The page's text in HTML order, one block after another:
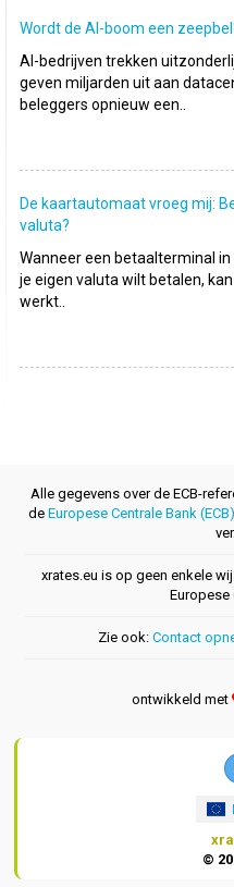
Wordt de AI-boom een
AI-bedrijven trekken
geven miljarden uit aan
beleggers opnieuw een..
De kaartautomaat vroeg mij:
valuta?
Wanneer een betaalterminal in
je eigen valuta wilt betalen,
werkt..
Alle gegevens over de ECB-
de Europese Centrale Bank (ECB)
xrates.eu is op geen enkele
Europese
Zie ook: Contact
ontwikkeld met
©